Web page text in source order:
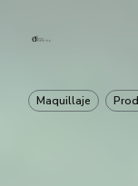
Maquillaje